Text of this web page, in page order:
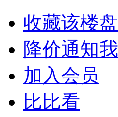
收藏该楼盘
降价通知我
加入会员
比比看